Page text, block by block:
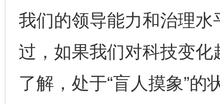
我们的领导能力和治理
过，如果我们对科技变
了解，处于“盲人摸象”